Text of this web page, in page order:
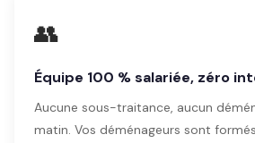
👥
Équipe 100 % salariée, zéro
Aucune sous-traitance, aucun
matin. Vos déménageurs sont